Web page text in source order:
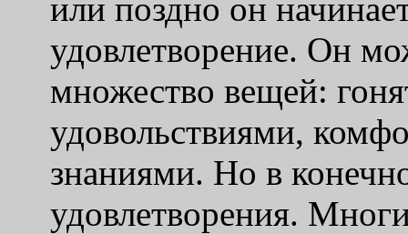
или поздно он
удовлетворение. Он
множество вещей:
удовольствиями,
знаниями. Но в
удовлетворения.